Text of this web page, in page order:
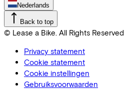
Nederlands
Back to top
© Lease a Bike. All Rights Reserved.
Privacy statement
Cookie statement
Cookie instellingen
Gebruiksvoorwaarden